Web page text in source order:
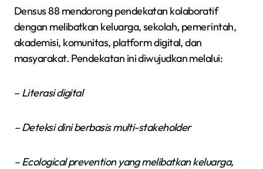
Densus 88 mendorong pendekatan kolaboratif
dengan melibatkan keluarga, sekolah, pemerintah,
akademisi, komunitas, platform digital, dan
masyarakat. Pendekatan ini diwujudkan melalui:
– Literasi digital
– Deteksi dini berbasis multi-stakeholder
– Ecological prevention yang melibatkan keluarga,